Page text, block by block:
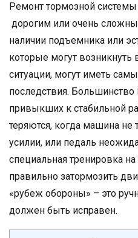
Ремонт тормозной системы
дорогим или очень
наличии подъемника или
которые могут
ситуации, могут иметь
последствия.
привыкших к стабильной
теряются, когда машина
усилии, или педаль
специальная тренировка
правильно затормозить
«рубеж обороны» – это
должен быть исправен.